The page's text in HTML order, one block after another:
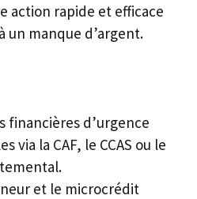
action rapide et efficace
un manque d’argent.
financières d’urgence
via la CAF, le CCAS ou le
et le microcrédit